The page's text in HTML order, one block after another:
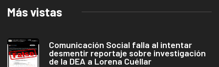
Más vistas
Comunicación Social falla al intentar
desmentir reportaje sobre investigación
de la DEA a Lorena Cuéllar